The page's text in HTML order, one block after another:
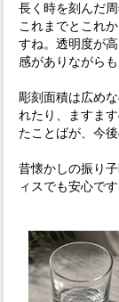
長く時を刻んだ
これまでとこれ
すね。透明度が
感がありながら
彫刻面積は広め
れたり、ますま
たことばが、今
昔懐かしの振り
ィスでも安心です